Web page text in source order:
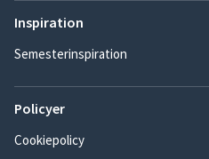
Inspiration
Semesterinspiration
Policyer
Cookiepolicy